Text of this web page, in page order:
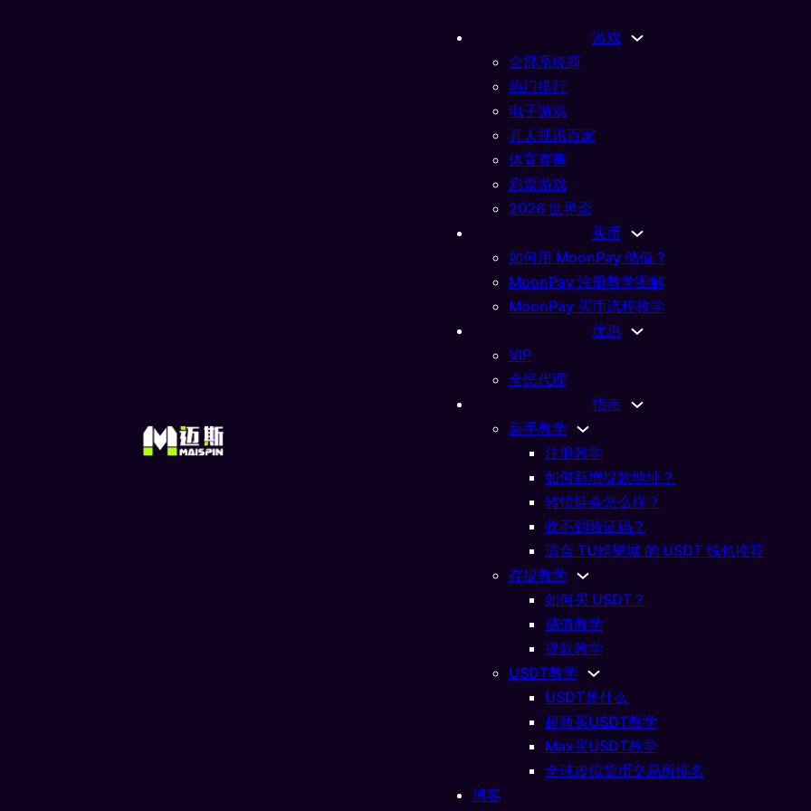
游戏
全部系统商
热门排行
电子游戏
真人视讯百家
体育赛事
彩票游戏
2026 世界盃
买币
如何用 MoonPay 储值 ?
MoonPay 注册教学图解
MoonPay 买币流程教学
优惠
VIP
全民代理
指南
新手教学
注册教学
如何新增提款地址？
转错链会怎么样？
收不到验证码？
适合 TU娛樂城 的 USDT 钱包推荐
存提教学
如何买 USDT？
储值教学
提款教学
USDT教学
USDT是什么
超商买USDT教学
Max买USDT教学
全球虚拟货币交易所排名
博客
新手指南
如何用 MoonPay 储值 TU娛樂城 娱乐城
事项
04/27/2026